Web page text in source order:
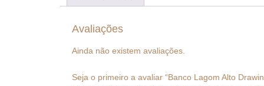
Avaliações
Ainda não existem avaliações.
Seja o primeiro a avaliar “Banco Lagom Alto